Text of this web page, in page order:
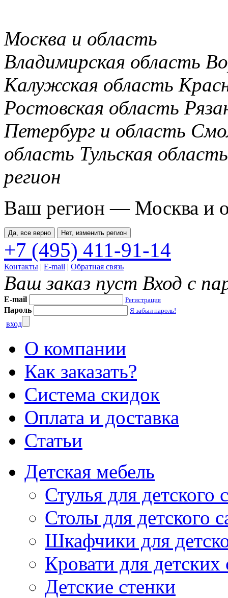
Москва и область
Владимирская область
Калужская область
Ростовская область
Петербург и область
область Тульская область
регион
Ваш регион — Москва и
Да, все верно Нет, изменить регион
+7 (495) 411-91-14
Контакты | E-mail | Обратная связь
Ваш заказ пуст Вход с
E-mail Регистрация
Пароль Я забыл пароль!
вход
О компании
Как заказать?
Система скидок
Оплата и доставка
Статьи
Детская мебель
Стулья для детского
Столы для детского
Шкафчики для
Кровати для детских
Детские стенки